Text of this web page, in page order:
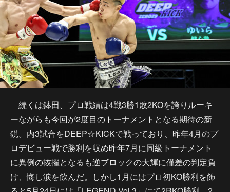
続くは鉢田、プロ戦績は4戦3勝1敗2KOを誇りルーキ
ーながらも今回が2度目のトーナメントとなる期待の新
鋭。内3試合をDEEP☆KICKで戦っており、昨年4月のプ
ロデビュー戦で勝利を収め昨年7月に同級トーナメント
に異例の抜擢となるも逆ブロックの大輝に僅差の判定負
け、悔し涙を飲んだ。しかし1月にはプロ初KO勝利を飾